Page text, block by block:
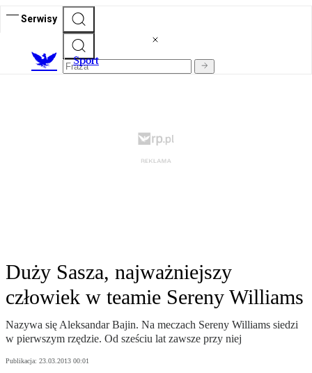
Serwisy
Sport
Duży Sasza, najważniejszy
człowiek w teamie Sereny Williams
Nazywa się Aleksandar Bajin. Na meczach Sereny Williams siedzi
w pierwszym rzędzie. Od sześciu lat zawsze przy niej
Publikacja: 23.03.2013 00:01